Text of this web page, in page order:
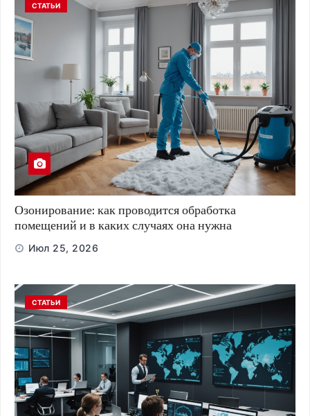
СТАТЬИ
Озонирование: как проводится обработка
помещений и в каких случаях она нужна
Июл 25, 2026
СТАТЬИ